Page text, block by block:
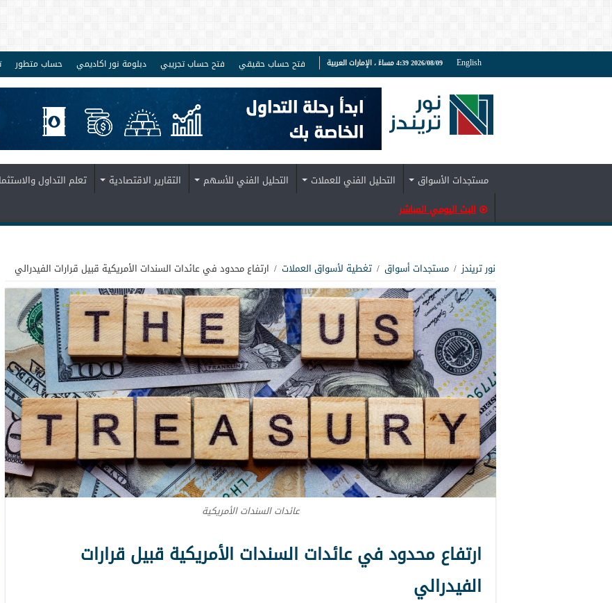
English 2026/08/09 4:39 مساءً ، الإمارات العربية فتح حساب حقيقي فتح حساب تجريبي دبلومة نور اكاديمي حساب متطور
مستجدات الأسواق التحليل الفني للعملات التحليل الفني للأسهم التقارير الاقتصادية تعلم التداول
البث اليومي المباشر
نور تريندز / مستجدات أسواق / تغطية لأسواق العملات / ارتفاع محدود في عائدات السندات الأمريكية قبيل قرارات الفيدرالي
عائدات السندات الأمريكية
ارتفاع محدود في عائدات السندات الأمريكية قبيل قرارات
الفيدرالي